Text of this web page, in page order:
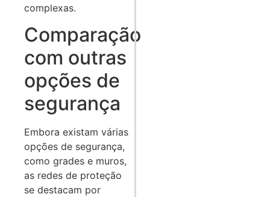
complexas.
Comparação
com outras
opções de
segurança
Embora existam várias
opções de segurança,
como grades e muros,
as redes de proteção
se destacam por